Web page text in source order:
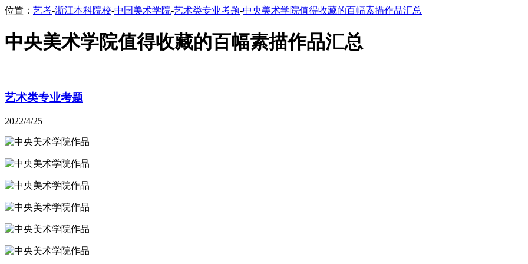
位置： 艺考-浙江本科院校-中国美术学院-艺术类专业考题-中央美术学院值得收藏的百幅素描作品汇总
中央美术学院值得收藏的百幅素描作品汇总
艺术类专业考题
2022/4/25